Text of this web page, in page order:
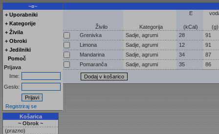
E
Živilo Kategorija (kCal)
(g)
Grenivka
Sadje, agrumi 28
91
Limona
Sadje, agrumi 12
91
Mandarina
Sadje, agrumi 34
87
Pomaranča
Sadje, agrumi 35 86
~¤~
+ Uporabniki
+ Kategorije
+ Živila
+ Obroki
+ Jedilniki
Pomoč
Prijava
Ime:
Geslo:
Registriraj se
Košarica
~ Obrok ~
(prazno)